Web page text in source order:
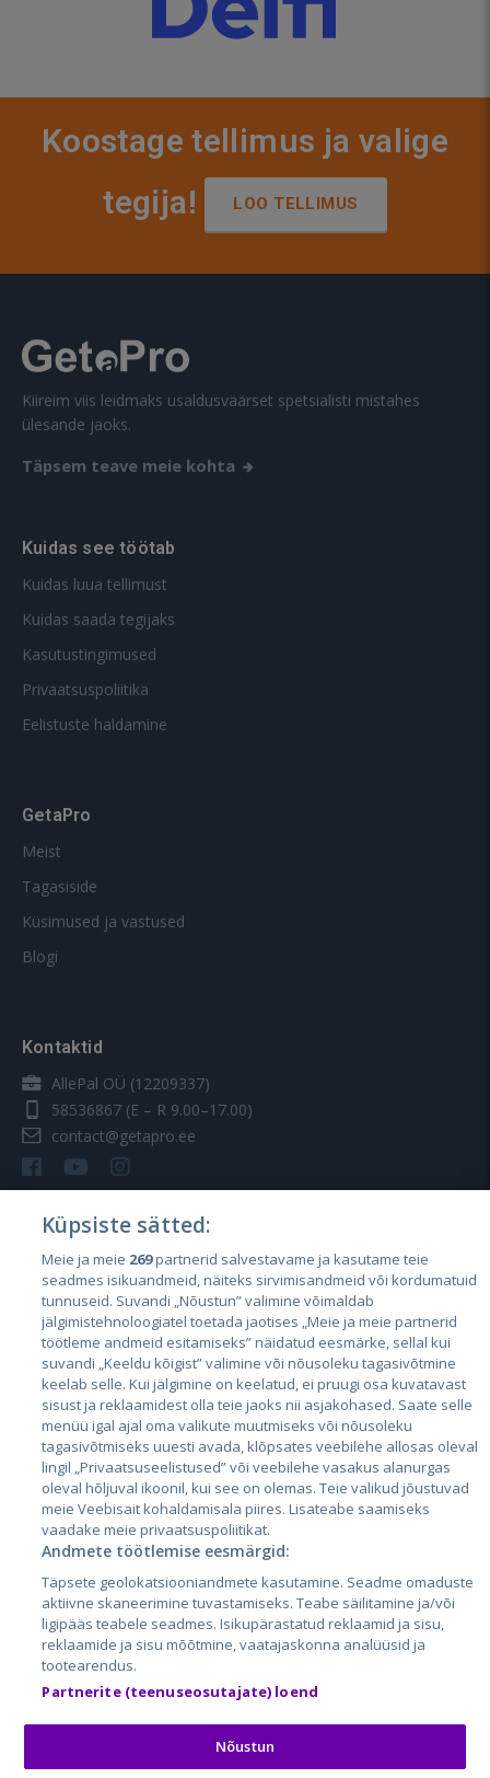
Koostage tellimus ja valige
tegija!
LOO TELLIMUS
Kiireim viis leidmaks usaldusväärset spetsialisti mistahes
ülesande jaoks.
Täpsem teave meie kohta
Kuidas see töötab
Kuidas luua tellimust
Kuidas saada tegijaks
Kasutustingimused
Privaatsuspoliitika
Eelistuste haldamine
GetaPro
Meist
Tagasiside
Küsimused ja vastused
Blogi
Kontaktid
AllePal OÜ (12209337)
58536867 (E – R 9.00–17.00)
contact@getapro.ee
Riigid
Eesti
Läti
Leedu
City24.lv
City24.ee
GetaPro.lv
GetaPro.ee
Autoplius.lt
Aruodas.lt
CVbankas.lt
Kainos.lt
Paslaugos.lt
auto24.ee
Osta.ee
KuldneBörs.ee
Küpsiste sätted:
Meie ja meie 269partnerid salvestavame ja kasutame teie
seadmes isikuandmeid, näiteks sirvimisandmeid või kordumatuid
tunnuseid. Suvandi „Nõustun” valimine võimaldab
jälgimistehnoloogiatel toetada jaotises „Meie ja meie partnerid
töötleme andmeid esitamiseks” näidatud eesmärke, sellal kui
suvandi „Keeldu kõigist” valimine või nõusoleku tagasivõtmine
keelab selle. Kui jälgimine on keelatud, ei pruugi osa kuvatavast
sisust ja reklaamidest olla teie jaoks nii asjakohased. Saate selle
menüü igal ajal oma valikute muutmiseks või nõusoleku
tagasivõtmiseks uuesti avada, klõpsates veebilehe allosas oleval
lingil „Privaatsuseelistused” või veebilehe vasakus alanurgas
oleval hõljuval ikoonil, kui see on olemas. Teie valikud jõustuvad
meie Veebisait kohaldamisala piires. Lisateabe saamiseks
vaadake meie privaatsuspoliitikat.
Andmete töötlemise eesmärgid:
Täpsete geolokatsiooniandmete kasutamine. Seadme omaduste
aktiivne skaneerimine tuvastamiseks. Teabe säilitamine ja/või
ligipääs teabele seadmes. Isikupärastatud reklaamid ja sisu,
reklaamide ja sisu mõõtmine, vaatajaskonna analüüsid ja
tootearendus.
Partnerite (teenuseosutajate) loend
Nõustun